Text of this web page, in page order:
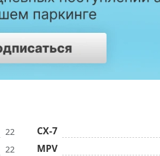
22
22
CX-7
MPV